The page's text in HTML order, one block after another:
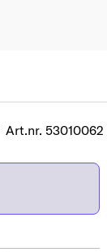
Art.nr. 53010062